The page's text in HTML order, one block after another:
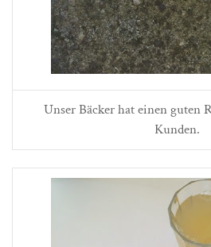
Unser Bäcker hat einen guten
Kunden.